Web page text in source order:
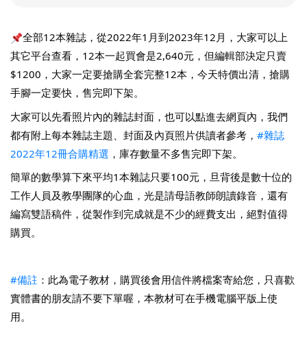
全部12本雜誌，從2022年1月到2023年12月，大家可以上
其它平台查看，12本一起買會是2,640元，但編輯部決定只賣
$1200，大家一定要搶購全套完整12本，今天特價出清，搶購
手腳一定要快，售完即下架。
大家可以先看照片內的雜誌封面，也可以點進去網頁內，我們
都有附上每本雜誌主題、封面及內頁照片供讀者參考， #雜誌
2022年12冊合購精選 ，庫存數量不多售完即下架。
簡單的數學算下來平均1本雜誌只要100元，旦背後是數十位的
工作人員及教學團隊的心血，光是請母語教師朗讀錄音，還有
編寫雙語稿件，從製作到完成就是不少的經費支出，絕對值得
購買。
#備註 ：此為電子教材，購買後會用信件將檔案寄給您，只喜歡
實體書的朋友請不要下單喔，本教材可在手機電腦平版上使
用。